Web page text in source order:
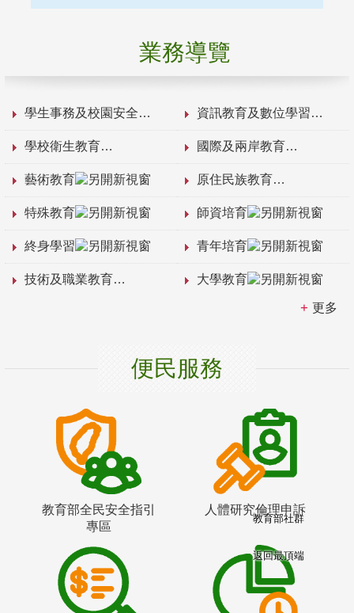
業務導覽
學生事務及校園安全 資訊教育及數位學習
學校衛生教育 國際及兩岸教育
藝術教育 原住民族教育
特殊教育 師資培育
終身學習 青年培育
技術及職業教育 大學教育
更多
便民服務
教育部全民安全指引
專區
人體研究倫理申訴
教育部社群
返回最頂端